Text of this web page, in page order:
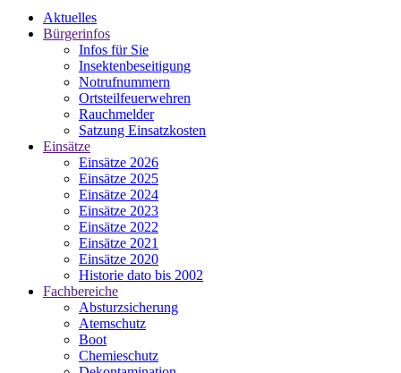
Aktuelles
Bürgerinfos
Infos für Sie
Insektenbeseitigung
Notrufnummern
Ortsteilfeuerwehren
Rauchmelder
Satzung Einsatzkosten
Einsätze
Einsätze 2026
Einsätze 2025
Einsätze 2024
Einsätze 2023
Einsätze 2022
Einsätze 2021
Einsätze 2020
Historie dato bis 2002
Fachbereiche
Absturzsicherung
Atemschutz
Boot
Chemieschutz